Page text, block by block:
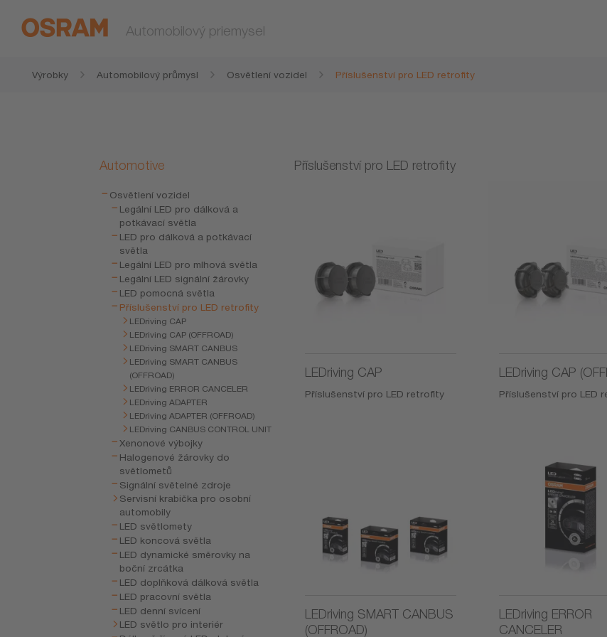
Automobilový priemysel
Výrobky Automobilový průmysl Osvětlení vozidel Příslušenství pro LED retrofity
Automotive
Osvětlení vozidel
Legální LED pro dálková a
potkávací světla
LED pro dálková a potkávací
světla
Legální LED pro mlhová světla
Legální LED signální žárovky
LED pomocná světla
Příslušenství pro LED retrofity
LEDriving CAP
LEDriving CAP (OFFROAD)
LEDriving SMART CANBUS
LEDriving SMART CANBUS
(OFFROAD)
LEDriving ERROR CANCELER
LEDriving ADAPTER
LEDriving ADAPTER (OFFROAD)
LEDriving CANBUS CONTROL UNIT
Xenonové výbojky
Halogenové žárovky do
světlometů
Signální světelné zdroje
Servisní krabička pro osobní
automobily
LED světlomety
LED koncová světla
LED dynamické směrovky na
boční zrcátka
LED doplňková dálková světla
LED pracovní světla
LED denní svícení
LED světlo pro interiér
Příslušenství pro LED retrofity
LEDriving CAP
Příslušenství pro LED retrofity
LEDriving CAP
Příslušenství pro LED
LEDriving SMART CANBUS
(OFFROAD)
LEDriving ERROR
CANCELER